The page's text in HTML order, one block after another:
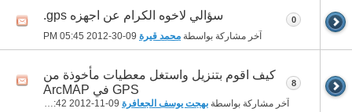
سؤالي لاخوه الكرام عن اجهزه gps.
آخر مشاركة بواسطة محمد قيرة 05:45 PM
0
كيف اقوم بتنزيل واستغل معطيات مأخوذة من
GPS في ArcMAP
آخر مشاركة بواسطة بهجت يوسف الجعافرة 04:42 PM
8